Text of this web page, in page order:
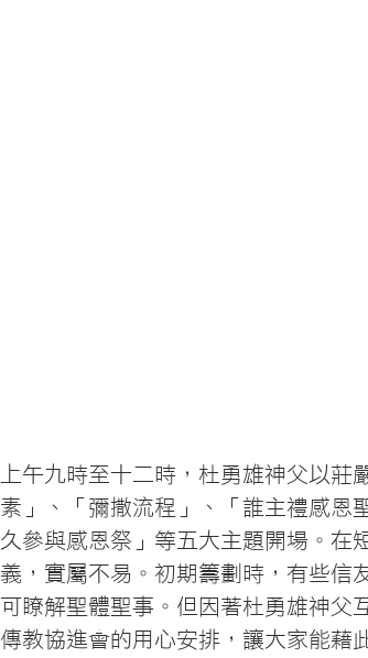
上午九時至十二時，杜勇雄神父以
素」、「彌撒流程」、「誰主禮感恩
久參與感恩祭」等五大主題開場。在
義，實屬不易。初期籌劃時，有些信
可瞭解聖體聖事。但因著杜勇雄神父
傳教協進會的用心安排，讓大家能藉